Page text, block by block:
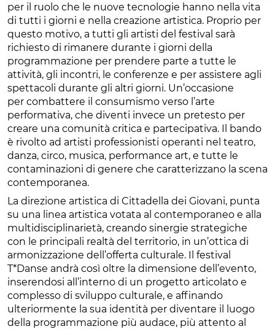
per il ruolo che le nuove tecnologie hanno nella vita
di tutti i giorni e nella creazione artistica. Proprio per
questo motivo, a tutti gli artisti del festival sarà
richiesto di rimanere durante i giorni della
programmazione per prendere parte a tutte le
attività, gli incontri, le conferenze e per assistere agli
spettacoli durante gli altri giorni. Un’occasione
per combattere il consumismo verso l’arte
performativa, che diventi invece un pretesto per
creare una comunità critica e partecipativa. Il bando
è rivolto ad artisti professionisti operanti nel teatro,
danza, circo, musica, performance art, e tutte le
contaminazioni di genere che caratterizzano la scena
contemporanea.
La direzione artistica di Cittadella dei Giovani, punta
su una linea artistica votata al contemporaneo e alla
multidisciplinarietà, creando sinergie strategiche
con le principali realtà del territorio, in un’ottica di
armonizzazione dell’offerta culturale. Il festival
T*Danse andrà così oltre la dimensione dell’evento,
inserendosi all’interno di un progetto articolato e
complesso di sviluppo culturale, e affinando
ulteriormente la sua identità per diventare il luogo
della programmazione più audace, più attento al